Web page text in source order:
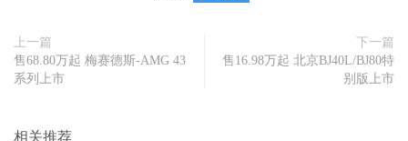
上一篇
售68.80万起 梅赛德斯-AMG 43
系列上市
下一篇
售16.98万起 北京BJ40L/BJ80特
别版上市
相关推荐